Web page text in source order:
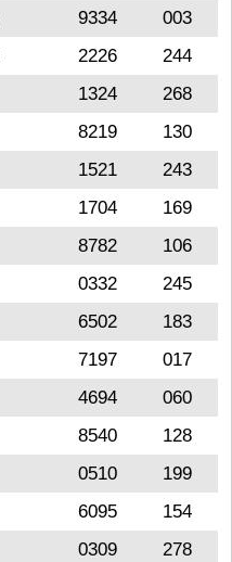
9334
003
2226
244
1324
268
8219
130
1521
243
1704
169
8782
106
0332
245
6502
183
7197
017
4694
060
8540
128
0510
199
6095
154
0309
278